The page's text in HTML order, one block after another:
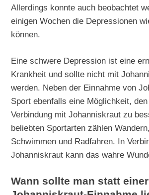
Allerdings konnte auch beobachtet
einigen Wochen die Depressionen
können.
Eine schwere Depression ist eine
Krankheit und sollte nicht mit
werden. Neben der Einnahme von
Sport ebenfalls eine Möglichkeit,
Verbindung mit Johanniskraut zu
beliebten Sportarten zählen
Schwimmen und Radfahren. In
Johanniskraut kann das wahre
Wann sollte man statt einer